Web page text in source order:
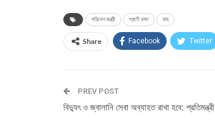
পরিবেশ মন্ত্রী প্রাণী রক্ষা বাঘ
Share Facebook Twitter
PREV POST
বিদ্যুৎ ও জ্বালানি সেবা অব্যাহত রাখা হবে: প্রতিমন্ত্রী